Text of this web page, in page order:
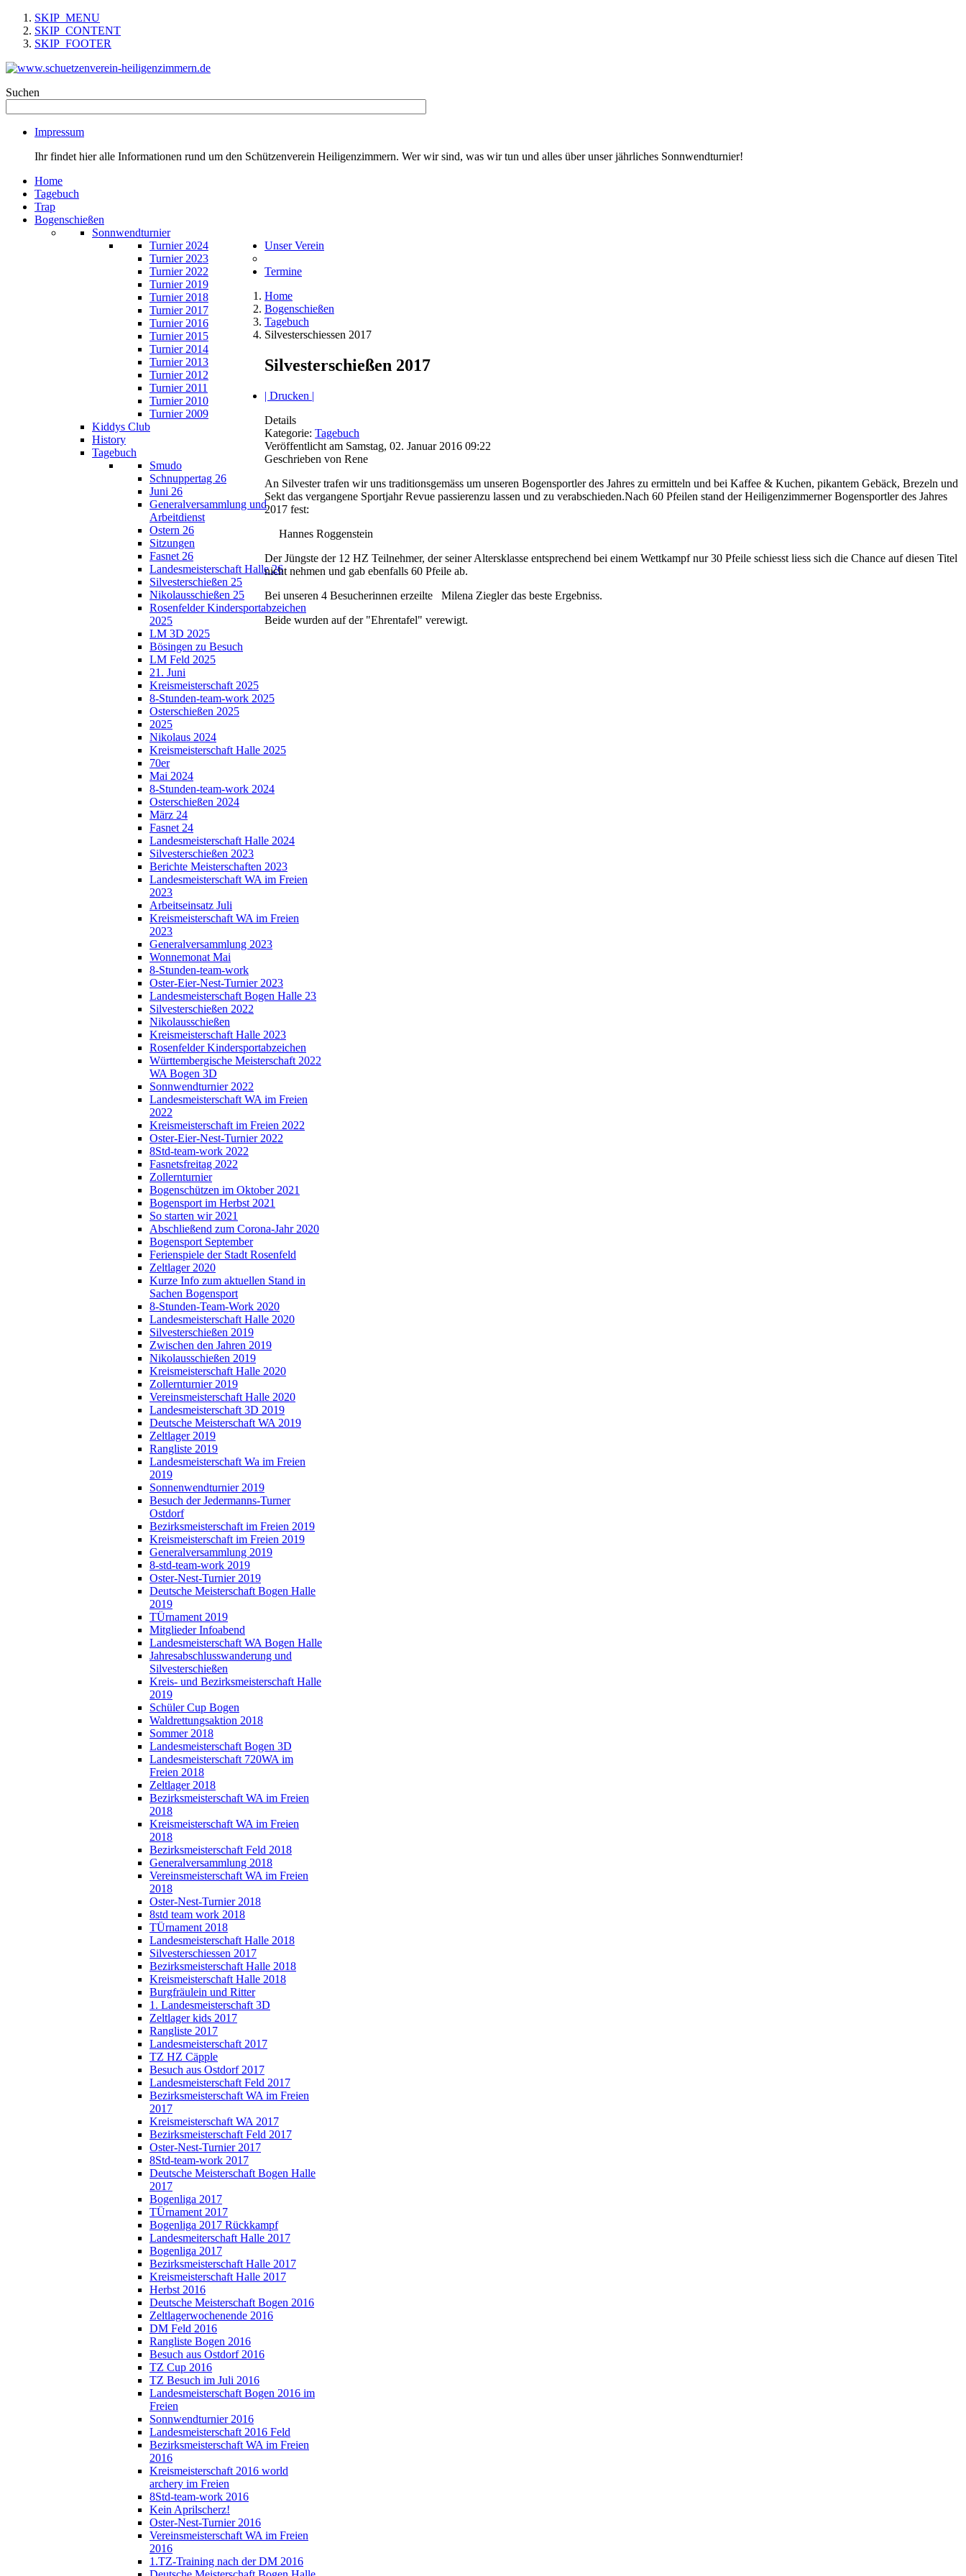
SKIP_MENU
SKIP_CONTENT
SKIP_FOOTER
Suchen
Impressum
Ihr findet hier alle Informationen rund um den Schützenverein Heiligenzimmern. Wer wir sind, was wir tun und alles über unser jährliches Sonnwendturnier!
Home
Tagebuch
Trap
Bogenschießen
Sonnwendturnier
Turnier 2024
Turnier 2023
Turnier 2022
Turnier 2019
Turnier 2018
Turnier 2017
Turnier 2016
Turnier 2015
Turnier 2014
Turnier 2013
Turnier 2012
Turnier 2011
Turnier 2010
Turnier 2009
Kiddys Club
History
Tagebuch
Smudo
Schnuppertag 26
Juni 26
Generalversammlung und
Arbeitdienst
Ostern 26
Sitzungen
Fasnet 26
Landesmeisterschaft Halle 26
Silvesterschießen 25
Nikolausschießen 25
Rosenfelder Kindersportabzeichen
2025
LM 3D 2025
Bösingen zu Besuch
LM Feld 2025
21. Juni
Kreismeisterschaft 2025
8-Stunden-team-work 2025
Osterschießen 2025
2025
Nikolaus 2024
Kreismeisterschaft Halle 2025
70er
Mai 2024
8-Stunden-team-work 2024
Osterschießen 2024
März 24
Fasnet 24
Landesmeisterschaft Halle 2024
Silvesterschießen 2023
Berichte Meisterschaften 2023
Landesmeisterschaft WA im Freien
2023
Arbeitseinsatz Juli
Kreismeisterschaft WA im Freien
2023
Generalversammlung 2023
Wonnemonat Mai
8-Stunden-team-work
Oster-Eier-Nest-Turnier 2023
Landesmeisterschaft Bogen Halle 23
Silvesterschießen 2022
Nikolausschießen
Kreismeisterschaft Halle 2023
Rosenfelder Kindersportabzeichen
Württembergische Meisterschaft 2022
WA Bogen 3D
Sonnwendturnier 2022
Landesmeisterschaft WA im Freien
2022
Kreismeisterschaft im Freien 2022
Oster-Eier-Nest-Turnier 2022
8Std-team-work 2022
Fasnetsfreitag 2022
Zollernturnier
Bogenschützen im Oktober 2021
Bogensport im Herbst 2021
So starten wir 2021
Abschließend zum Corona-Jahr 2020
Bogensport September
Ferienspiele der Stadt Rosenfeld
Zeltlager 2020
Kurze Info zum aktuellen Stand in
Sachen Bogensport
8-Stunden-Team-Work 2020
Landesmeisterschaft Halle 2020
Silvesterschießen 2019
Zwischen den Jahren 2019
Nikolausschießen 2019
Kreismeisterschaft Halle 2020
Zollernturnier 2019
Vereinsmeisterschaft Halle 2020
Landesmeisterschaft 3D 2019
Deutsche Meisterschaft WA 2019
Zeltlager 2019
Rangliste 2019
Landesmeisterschaft Wa im Freien
2019
Sonnenwendturnier 2019
Besuch der Jedermanns-Turner
Ostdorf
Bezirksmeisterschaft im Freien 2019
Kreismeisterschaft im Freien 2019
Generalversammlung 2019
8-std-team-work 2019
Oster-Nest-Turnier 2019
Deutsche Meisterschaft Bogen Halle
2019
TÜrnament 2019
Mitglieder Infoabend
Landesmeisterschaft WA Bogen Halle
Jahresabschlusswanderung und
Silvesterschießen
Kreis- und Bezirksmeisterschaft Halle
2019
Schüler Cup Bogen
Waldrettungsaktion 2018
Sommer 2018
Landesmeisterschaft Bogen 3D
Landesmeisterschaft 720WA im
Freien 2018
Zeltlager 2018
Bezirksmeisterschaft WA im Freien
2018
Kreismeisterschaft WA im Freien
2018
Bezirksmeisterschaft Feld 2018
Generalversammlung 2018
Vereinsmeisterschaft WA im Freien
2018
Oster-Nest-Turnier 2018
8std team work 2018
TÜrnament 2018
Landesmeisterschaft Halle 2018
Silvesterschiessen 2017
Bezirksmeisterschaft Halle 2018
Kreismeisterschaft Halle 2018
Burgfräulein und Ritter
1. Landesmeisterschaft 3D
Zeltlager kids 2017
Rangliste 2017
Landesmeisterschaft 2017
TZ HZ Cäpple
Besuch aus Ostdorf 2017
Landesmeisterschaft Feld 2017
Bezirksmeisterschaft WA im Freien
2017
Kreismeisterschaft WA 2017
Bezirksmeisterschaft Feld 2017
Oster-Nest-Turnier 2017
8Std-team-work 2017
Deutsche Meisterschaft Bogen Halle
2017
Bogenliga 2017
TÜrnament 2017
Bogenliga 2017 Rückkampf
Landesmeiterschaft Halle 2017
Bogenliga 2017
Bezirksmeisterschaft Halle 2017
Kreismeisterschaft Halle 2017
Herbst 2016
Deutsche Meisterschaft Bogen 2016
Zeltlagerwochenende 2016
DM Feld 2016
Rangliste Bogen 2016
Besuch aus Ostdorf 2016
TZ Cup 2016
TZ Besuch im Juli 2016
Landesmeisterschaft Bogen 2016 im
Freien
Sonnwendturnier 2016
Landesmeisterschaft 2016 Feld
Bezirksmeisterschaft WA im Freien
2016
Kreismeisterschaft 2016 world
archery im Freien
8Std-team-work 2016
Kein Aprilscherz!
Oster-Nest-Turnier 2016
Vereinsmeisterschaft WA im Freien
2016
1.TZ-Training nach der DM 2016
Unser Verein
Termine
Home
Bogenschießen
Tagebuch
Silvesterschiessen 2017
Silvesterschießen 2017
| Drucken |
Details
Kategorie: Tagebuch
Veröffentlicht am Samstag, 02. Januar 2016 09:22
Geschrieben von Rene
An Silvester trafen wir uns traditionsgemäss um unseren Bogensportler des Jahres zu ermitteln und bei Kaffee & Kuchen, pikantem Gebäck, Brezeln und
Sekt das vergangene Sportjahr Revue passierenzu lassen und zu verabschieden.Nach 60 Pfeilen stand der Heiligenzimmerner Bogensportler des Jahres
2017 fest:
Hannes Roggenstein
Der Jüngste der 12 HZ Teilnehmer, der seiner Altersklasse entsprechend bei einem Wettkampf nur 30 Pfeile schiesst liess sich die Chance auf diesen Titel
nicht nehmen und gab ebenfalls 60 Pfeile ab.
Bei unseren 4 Besucherinnen erzeilte Milena Ziegler das beste Ergebniss.
Beide wurden auf der "Ehrentafel" verewigt.